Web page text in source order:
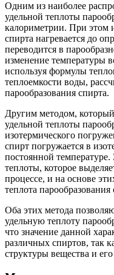
Одним из наиболее
удельной теплоты
калориметрии. При этом
спирта нагревается до
переводится в
изменение температуры
используя формулы
теплоемкости воды,
парообразования спирта.
Другим методом,
удельной теплоты
изотермического
спирт погружается в
постоянной температуре.
теплоты, которое
процессе, и на основе
теплота парообразования
Оба этих метода
удельную теплоту
что значение данной
различных спиртов, так
структуры вещества и